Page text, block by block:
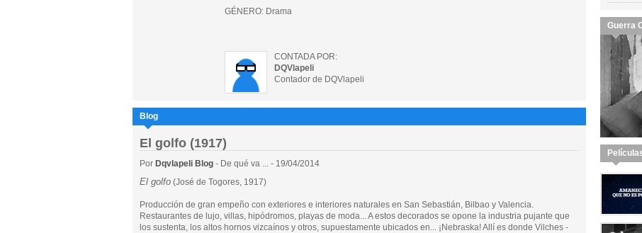
GÉNERO: Drama
CONTADA POR:
DQVlapeli
Contador de DQVlapeli
Blog
El golfo (1917)
Por Dqvlapeli Blog - De qué va ... - 19/04/2014
El golfo (José de Togores, 1917)
Producción de gran empeño con exteriores e interiores naturales en San Sebastián, Bilbao y Valencia.
Restaurantes de lujo, villas, hipódromos, playas de moda... A estos decorados se opone la industria pujante que
los sustenta, los altos hornos vizcaínos y otros, supuestamente ubicados en... ¡Nebraska! Allí es donde Vilches -
Guerra